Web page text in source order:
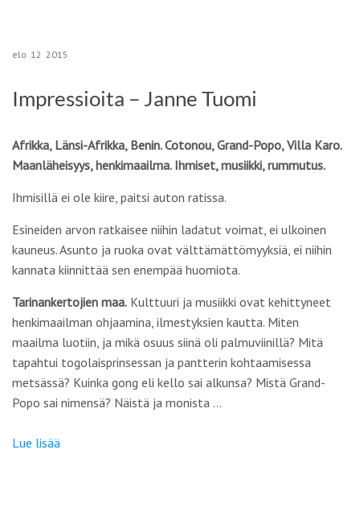
elo 12 2015
Impressioita – Janne Tuomi
Afrikka, Länsi-Afrikka, Benin. Cotonou, Grand-Popo, Villa Karo.
Maanläheisyys, henkimaailma. Ihmiset, musiikki, rummutus.
Ihmisillä ei ole kiire, paitsi auton ratissa.
Esineiden arvon ratkaisee niihin ladatut voimat, ei ulkoinen
kauneus. Asunto ja ruoka ovat välttämättömyyksiä, ei niihin
kannata kiinnittää sen enempää huomiota.
Tarinankertojien maa. Kulttuuri ja musiikki ovat kehittyneet
henkimaailman ohjaamina, ilmestyksien kautta. Miten
maailma luotiin, ja mikä osuus siinä oli palmuviinillä? Mitä
tapahtui togolaisprinsessan ja pantterin kohtaamisessa
metsässä? Kuinka gong eli kello sai alkunsa? Mistä Grand-
Popo sai nimensä? Näistä ja monista …
Lue lisää